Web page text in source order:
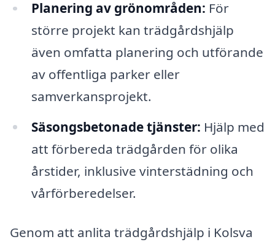
Planering av grönområden: För
större projekt kan trädgårdshjälp
även omfatta planering och utförande
av offentliga parker eller
samverkansprojekt.
Säsongsbetonade tjänster: Hjälp med
att förbereda trädgården för olika
årstider, inklusive vinterstädning och
vårförberedelser.
Genom att anlita trädgårdshjälp i Kolsva